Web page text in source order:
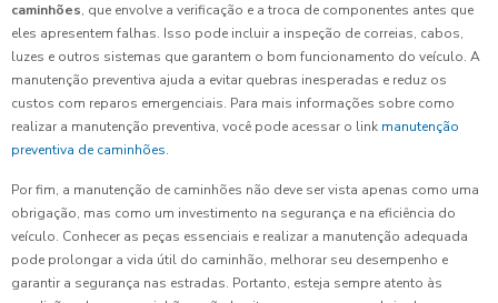
caminhões, que envolve a verificação e a troca de componentes antes que
eles apresentem falhas. Isso pode incluir a inspeção de correias, cabos,
luzes e outros sistemas que garantem o bom funcionamento do veículo. A
manutenção preventiva ajuda a evitar quebras inesperadas e reduz os
custos com reparos emergenciais. Para mais informações sobre como
realizar a manutenção preventiva, você pode acessar o link manutenção
preventiva de caminhões.
Por fim, a manutenção de caminhões não deve ser vista apenas como uma
obrigação, mas como um investimento na segurança e na eficiência do
veículo. Conhecer as peças essenciais e realizar a manutenção adequada
pode prolongar a vida útil do caminhão, melhorar seu desempenho e
garantir a segurança nas estradas. Portanto, esteja sempre atento às